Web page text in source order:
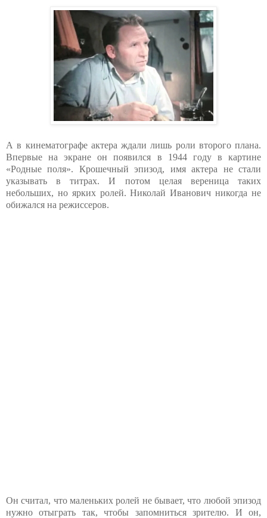
А в кинематографе актера ждали лишь роли второго плана.
Впервые на экране он появился в 1944 году в картине
«Родные поля». Крошечный эпизод, имя актера не стали
указывать в титрах. И потом целая вереница таких
небольших, но ярких ролей. Николай Иванович никогда не
обижался на режиссеров.
Он считал, что маленьких ролей не бывает, что любой эпизод
нужно отыграть так, чтобы запомниться зрителю. И он,